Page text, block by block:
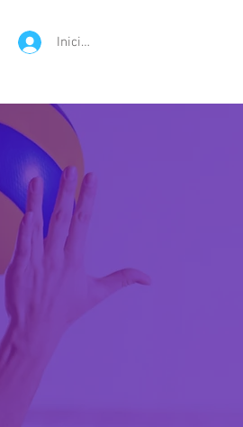
Iniciar sesión